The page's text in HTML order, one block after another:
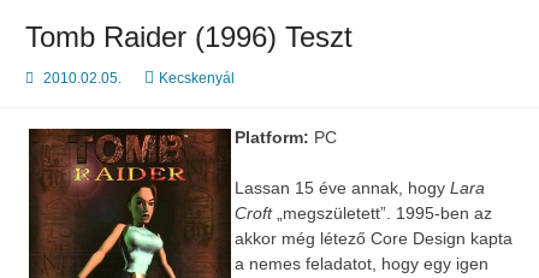
Tomb Raider (1996) Teszt
2010.02.05. Kecskenyál
Platform: PC
Lassan 15 éve annak, hogy Lara
Croft„megszületett”. 1995-ben az
akkor még létező Core Design kapta
a nemes feladatot, hogy egy igen